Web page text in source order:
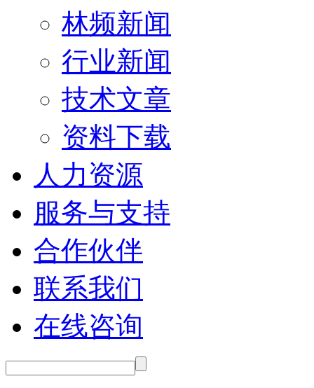
林频新闻
行业新闻
技术文章
资料下载
人力资源
服务与支持
合作伙伴
联系我们
在线咨询